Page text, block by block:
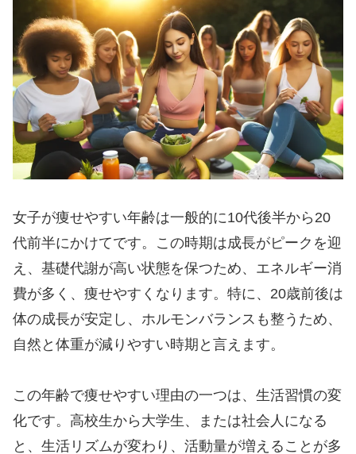
女子が痩せやすい年齢は一般的に10代後半から20
代前半にかけてです。この時期は成長がピークを迎
え、基礎代謝が高い状態を保つため、エネルギー消
費が多く、痩せやすくなります。特に、20歳前後は
体の成長が安定し、ホルモンバランスも整うため、
自然と体重が減りやすい時期と言えます。
この年齢で痩せやすい理由の一つは、生活習慣の変
化です。高校生から大学生、または社会人になる
と、生活リズムが変わり、活動量が増えることが多